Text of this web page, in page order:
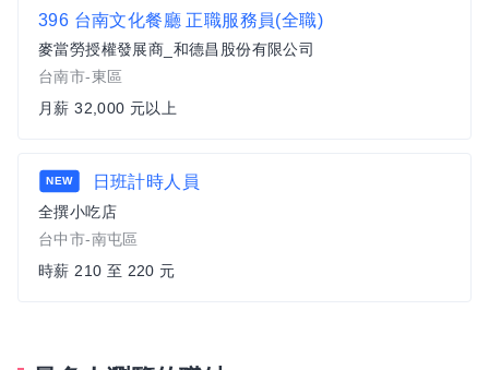
396 台南文化餐廳 正職服務員(全職)
麥當勞授權發展商_和德昌股份有限公司
台南市-東區
月薪 32,000 元以上
NEW 日班計時人員
全撰小吃店
台中市-南屯區
時薪 210 至 220 元